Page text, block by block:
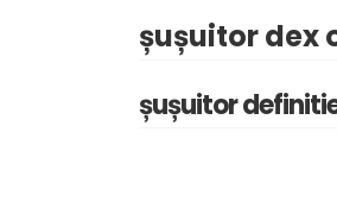
șușuitor dex
șușuitor